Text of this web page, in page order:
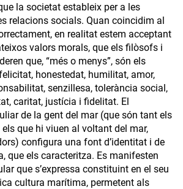
la societat estableix per a les
relacions socials. Quan coincidim al
en realitat estem acceptant
valors morals, que els filòsofs i
que, “més o menys”, són els
honestedat, humilitat, amor,
senzillesa, tolerància social,
caritat, justícia i fidelitat. El
de la gent del mar (que són tant els
que hi viuen al voltant del mar,
configura una font d’identitat i de
que els caracteritza. Es manifesten
que s’expressa constituint en el seu
cultura marítima, permetent als